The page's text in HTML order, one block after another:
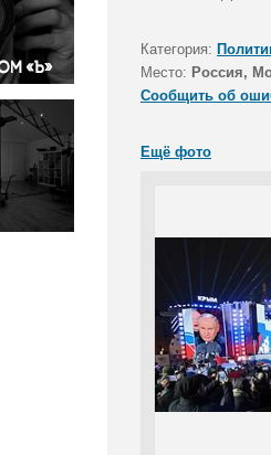
Категория:
Место: Россия,
Сообщить об
Ещё фото